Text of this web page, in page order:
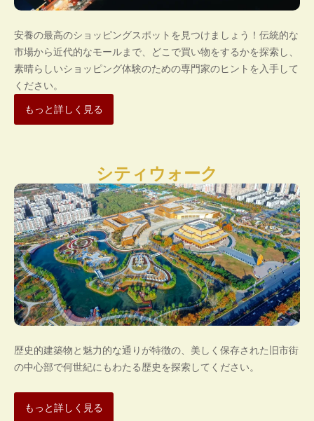
安養の最高のショッピングスポットを見つけましょう！伝統的な
市場から近代的なモールまで、どこで買い物をするかを探索し、
素晴らしいショッピング体験のための専門家のヒントを入手して
ください。
もっと詳しく見る
シティウォーク
歴史的建築物と魅力的な通りが特徴の、美しく保存された旧市街
の中心部で何世紀にもわたる歴史を探索してください。
もっと詳しく見る